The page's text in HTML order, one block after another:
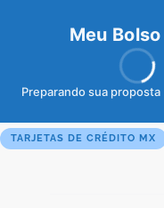
Meu
Preparando sua proposta
meubolso Azul
Pros y
crédito
TARJETAS DE CRÉDITO MX